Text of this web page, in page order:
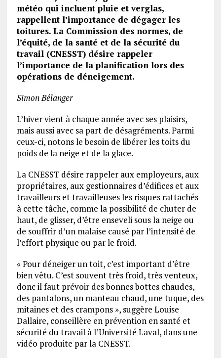
météo qui incluent pluie et verglas,
rappellent l’importance de dégager les
toitures. La Commission des normes, de
l’équité, de la santé et de la sécurité du
travail (CNESST) désire rappeler
l’importance de la planification lors des
opérations de déneigement.
Simon Bélanger
L’hiver vient à chaque année avec ses plaisirs,
mais aussi avec sa part de désagréments. Parmi
ceux-ci, notons le besoin de libérer les toits du
poids de la neige et de la glace.
La CNESST désire rappeler aux employeurs, aux
propriétaires, aux gestionnaires d’édifices et aux
travailleurs et travailleuses les risques rattachés
à cette tâche, comme la possibilité de chuter de
haut, de glisser, d’être enseveli sous la neige ou
de souffrir d’un malaise causé par l’intensité de
l’effort physique ou par le froid.
« Pour déneiger un toit, c’est important d’être
bien vêtu. C’est souvent très froid, très venteux,
donc il faut prévoir des bonnes bottes chaudes,
des pantalons, un manteau chaud, une tuque, des
mitaines et des crampons », suggère Louise
Dallaire, conseillère en prévention en santé et
sécurité du travail à l’Université Laval, dans une
vidéo produite par la CNESST.